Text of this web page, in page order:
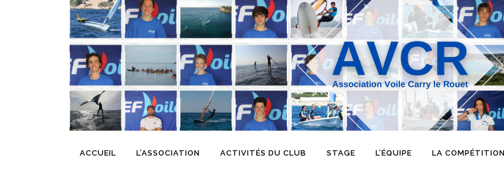
ACCUEIL L’ASSOCIATION ACTIVITÉS DU CLUB STAGE L’ÉQUIPE LA COMPÉTITION